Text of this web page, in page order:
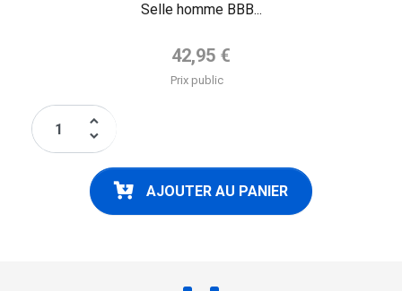
Selle homme BBB...
Prix de base
42,95 €
Prix public
keyboard_arrow_up
keyboard_arrow_down
AJOUTER AU PANIER